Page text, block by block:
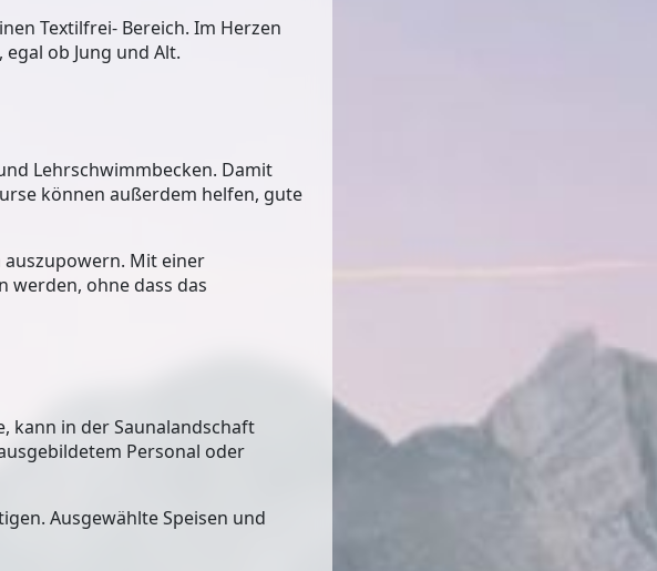
Textilfrei- Bereich. Im Herzen
ob Jung und Alt.
Lehrschwimmbecken. Damit
können außerdem helfen, gute
Mit einer
werden, ohne dass das
kann in derSaunalandschaft
Personal oder
Ausgewählte Speisen und